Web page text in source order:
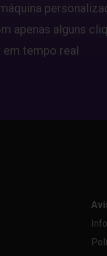
apenas alguns
em tempo real